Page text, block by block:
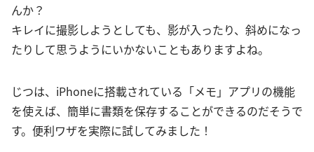
んか？
キレイに撮影しようとしても、影が入ったり、斜めになっ
たりして思うようにいかないこともありますよね。
じつは、iPhoneに搭載されている「メモ」アプリの機能
を使えば、簡単に書類を保存することができるのだそうで
す。便利ワザを実際に試してみました！